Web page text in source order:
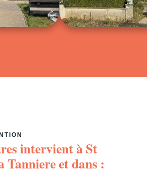
intervient àSt
Tanniereet dans :